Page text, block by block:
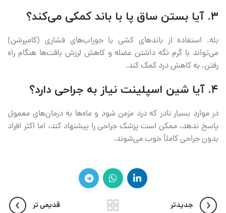
۳. آیا بستن ساق پا با باند کمکی می‌کند؟
بله. استفاده از باندهای کشی یا جوراب‌های فشاری (کامپرشن)
می‌تواند با گرم نگه داشتن عضله و کاهش لرزش بافت‌ها هنگام راه
رفتن، به کاهش درد کمک کند.
۴. آیا شین اسپلینت نیاز به جراحی دارد؟
در موارد بسیار نادر که درد مزمن شود و ماه‌ها به درمان‌های معمول
پاسخ ندهد، ممکن است پزشک جراحی را پیشنهاد کند، اما اکثر افراد
بدون جراحی کاملاً خوب می‌شوند.
جدیدتر قدیمی تر